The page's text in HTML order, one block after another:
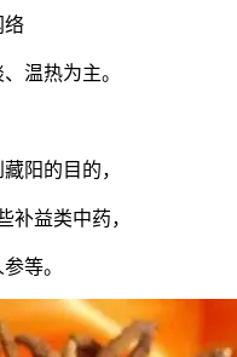
络
温热为主。
阳的目的，
补益类中药，
等。